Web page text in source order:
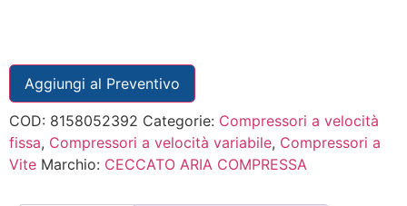
Aggiungi al Preventivo
COD: 8158052392 Categorie: Compressori a velocità
fissa, Compressori a velocità variabile, Compressori a
Vite Marchio: CECCATO ARIA COMPRESSA